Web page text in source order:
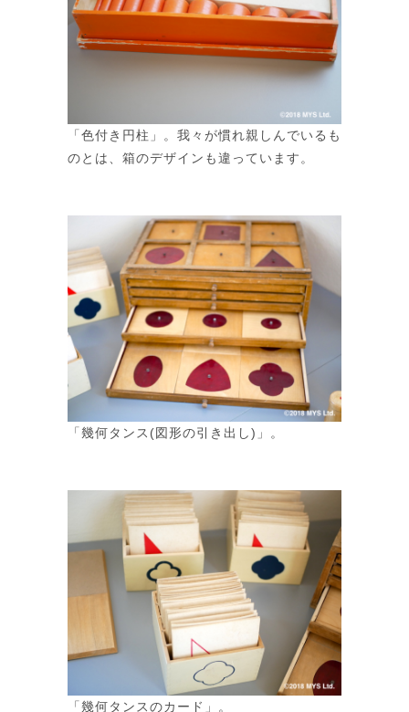
「色付き円柱」。我々が慣れ親しんでいるも
のとは、箱のデザインも違っています。
「幾何タンス(図形の引き出し)」。
「幾何タンスのカード」。